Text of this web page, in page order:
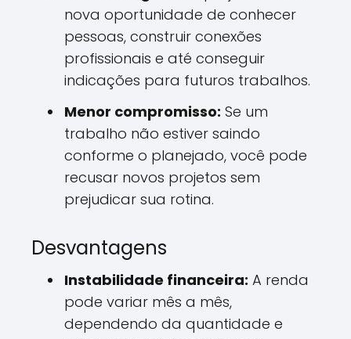
nova oportunidade de conhecer
pessoas, construir conexões
profissionais e até conseguir
indicações para futuros trabalhos.
Menor compromisso: Se um
trabalho não estiver saindo
conforme o planejado, você pode
recusar novos projetos sem
prejudicar sua rotina.
Desvantagens
Instabilidade financeira: A renda
pode variar mês a mês,
dependendo da quantidade e